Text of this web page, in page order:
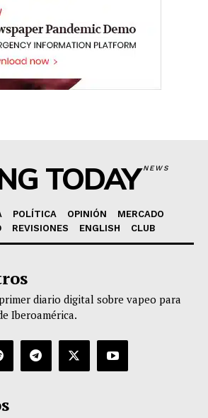
TODAYNEWS
POLÍTICA OPINIÓN
MERCADO
REVISIONES ENGLISH CLUB
diario digital sobre vapeo para
Iberoamérica.